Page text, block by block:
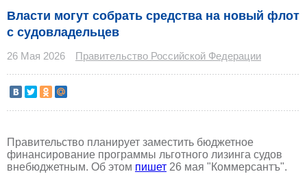
Власти могут собрать средства на новый флот
с судовладельцев
26 Мая 2026 Правительство Российской Федерации
Правительство планирует заместить бюджетное
финансирование программы льготного лизинга судов
внебюджетным. Об этом пишет 26 мая "Коммерсантъ".